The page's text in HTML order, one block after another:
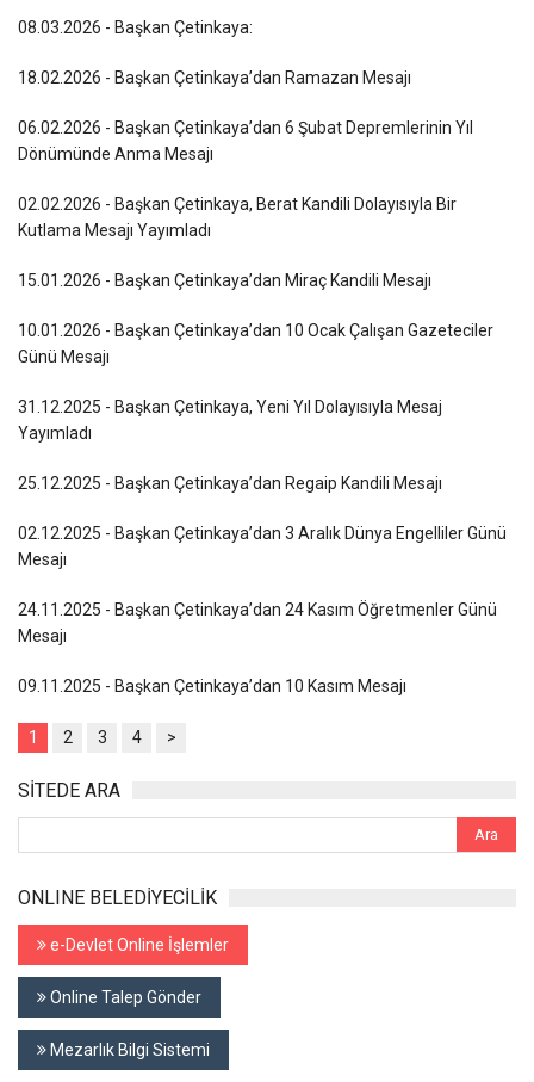
08.03.2026 - Başkan Çetinkaya:
18.02.2026 - Başkan Çetinkaya’dan Ramazan Mesajı
06.02.2026 - Başkan Çetinkaya’dan 6 Şubat Depremlerinin Yıl
Dönümünde Anma Mesajı
02.02.2026 - Başkan Çetinkaya, Berat Kandili Dolayısıyla Bir
Kutlama Mesajı Yayımladı
15.01.2026 - Başkan Çetinkaya’dan Miraç Kandili Mesajı
10.01.2026 - Başkan Çetinkaya’dan 10 Ocak Çalışan Gazeteciler
Günü Mesajı
31.12.2025 - Başkan Çetinkaya, Yeni Yıl Dolayısıyla Mesaj
Yayımladı
25.12.2025 - Başkan Çetinkaya’dan Regaip Kandili Mesajı
02.12.2025 - Başkan Çetinkaya’dan 3 Aralık Dünya Engelliler Günü
Mesajı
24.11.2025 - Başkan Çetinkaya’dan 24 Kasım Öğretmenler Günü
Mesajı
09.11.2025 - Başkan Çetinkaya’dan 10 Kasım Mesajı
1 2 3 4 >
SİTEDE ARA
ONLINE BELEDİYECİLİK
e-Devlet Online İşlemler
Online Talep Gönder
Mezarlık Bilgi Sistemi